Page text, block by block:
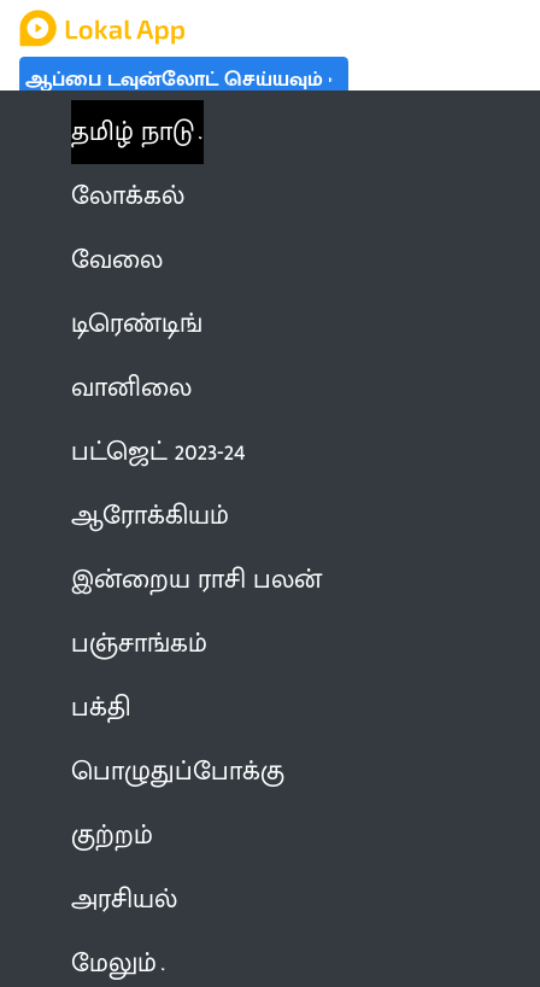
ஆப்பை டவுன்லோட் செய்யவும்
தமிழ் நாடு
லோக்கல்
வேலை
டிரெண்டிங்
வானிலை
பட்ஜெட் 2023-24
ஆரோக்கியம்
இன்றைய ராசி பலன்
பஞ்சாங்கம்
பக்தி
பொழுதுப்போக்கு
குற்றம்
அரசியல்
மேலும்